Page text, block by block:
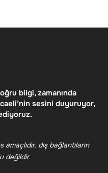
bilgi, zamanında
sesini duyuruyor,
dış bağlantıların
değildir.